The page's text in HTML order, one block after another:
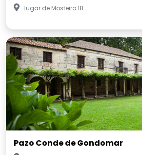
Lugar de Mosteiro 18
Pazo Conde de Gondomar